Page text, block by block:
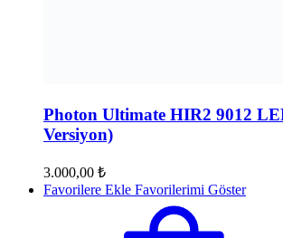
Photon Ultimate HIR2 9012
Versiyon)
3.000,00 ₺
Favorilere Ekle Favorilerimi Göster